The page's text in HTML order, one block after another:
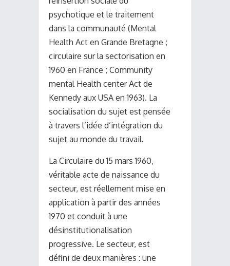
psychotique et le traitement
dans la communauté (Mental
Health Act en Grande Bretagne ;
circulaire sur la sectorisation en
1960 en France ; Community
mental Health center Act de
Kennedy aux USA en 1963). La
socialisation du sujet est pensée
à travers l’idée d’intégration du
sujet au monde du travail.
La Circulaire du 15 mars 1960,
véritable acte de naissance du
secteur, est réellement mise en
application à partir des années
1970 et conduit à une
désinstitutionalisation
progressive. Le secteur, est
défini de deux manières : une